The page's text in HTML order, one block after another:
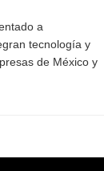
a
tecnología y
de México y